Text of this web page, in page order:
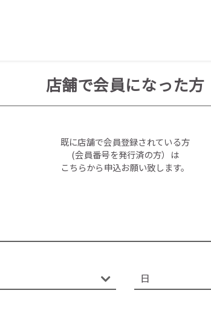
店舗で会員になった方
既に店舗で会員登録されている方
(会員番号を発行済の方）は
こちらから申込お願い致します。